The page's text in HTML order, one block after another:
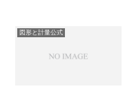
図形と計量公式